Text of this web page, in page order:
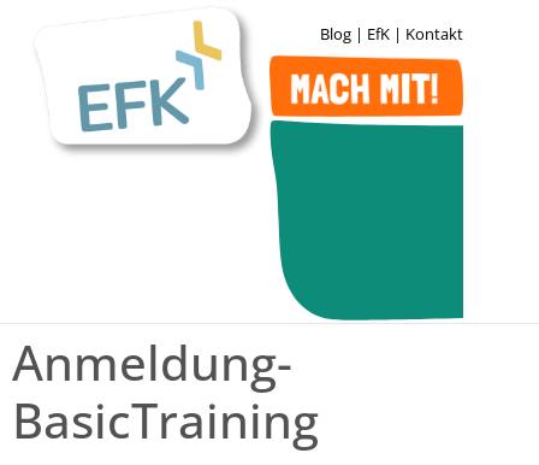
Blog | EfK | Kontakt
Anmeldung-
BasicTraining